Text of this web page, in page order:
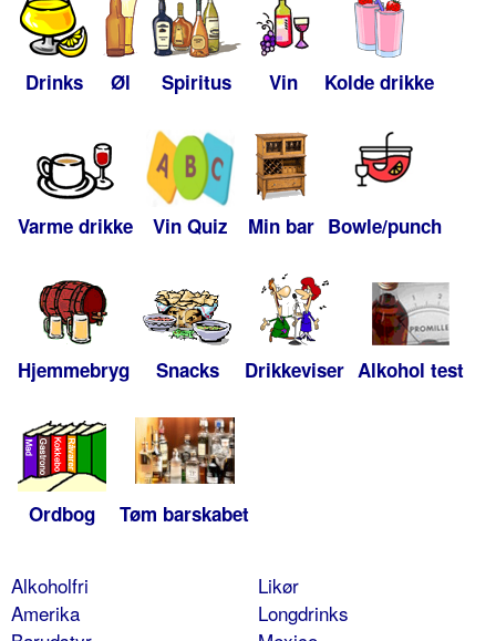
Drinks Øl Spiritus Vin Kolde drikke
Varme drikke Vin Quiz Min bar Bowle/punch
Hjemmebryg Snacks Drikkeviser Alkohol test
Ordbog Tøm barskabet
Alkoholfri
Amerika
Likør
Longdrinks